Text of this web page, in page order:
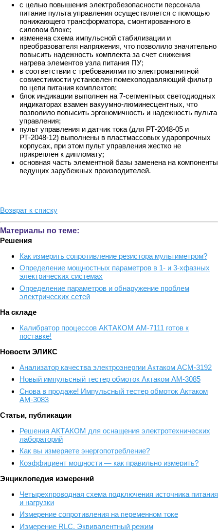
с целью повышения электробезопасности персонала
питание пульта управления осуществляется с помощью
понижающего трансформатора, смонтированного в
силовом блоке;
изменена схема импульсной стабилизации и
преобразователя напряжения, что позволило значительно
повысить надежность комплекта за счет снижения
нагрева элементов узла питания ПУ;
в соответствии с требованиями по электромагнитной
совместимости установлен помехоподавляющий фильтр
по цепи питания комплектов;
блок индикации выполнен на 7-сегментных светодиодных
индикаторах взамен вакуумно-люминесцентных, что
позволило повысить эргономичность и надежность пульта
управления;
пульт управления и датчик тока (для РТ-2048-05 и
РТ-2048-12) выполнены в пластмассовых ударопрочных
корпусах, при этом пульт управления жестко не
прикреплен к дипломату;
основная часть элементной базы заменена на компоненты
ведущих зарубежных производителей.
Возврат к списку
Материалы по теме:
Решения
Как измерить сопротивление резистора мультиметром?
Определение мощностных параметров в 1- и 3-хфазных
электрических системах
Определение параметров и обнаружение проблем
электрических сетей
На складе
Калибратор процессов АКТАКОМ АМ-7111 готов к
поставке!
Новости ЭЛИКС
Анализатор качества электроэнергии Актаком АСМ-3192
Новый импульсный тестер обмоток Актаком АМ-3085
Снова в продаже! Импульсный тестер обмоток Актаком
АМ-3083
Статьи, публикации
Решения АКТАКОМ для оснащения электротехнических
лабораторий
Как вы измеряете энергопотребление?
Коэффициент мощности — как правильно измерить?
Энциклопедия измерений
Четырехпроводная схема подключения источника питания
и нагрузки
Измерение сопротивления на переменном токе
Измерение RLС. Эквивалентный режим